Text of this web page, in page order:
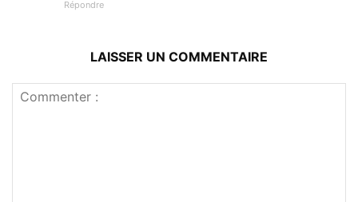
Répondre
LAISSER UN COMMENTAIRE